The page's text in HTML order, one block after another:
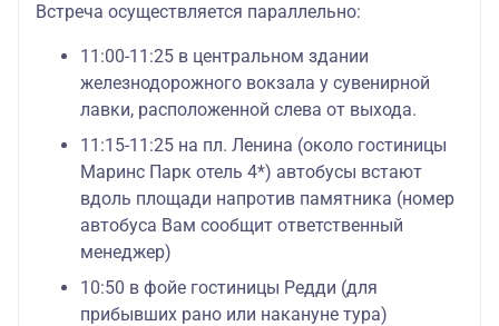
Встреча осуществляется параллельно:
11:00-11:25 в центральном здании
железнодорожного вокзала у сувенирной
лавки, расположенной слева от выхода.
11:15-11:25 на пл. Ленина (около гостиницы
Маринс Парк отель 4*) автобусы встают
вдоль площади напротив памятника (номер
автобуса Вам сообщит ответственный
менеджер)
10:50 в фойе гостиницы Редди (для
прибывших рано или накануне тура)